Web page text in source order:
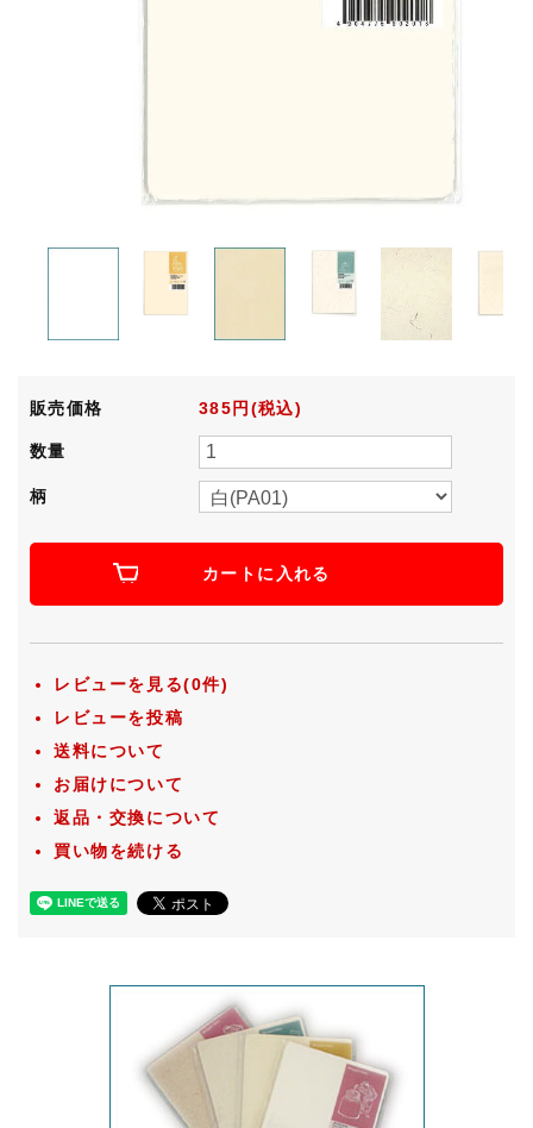
販売価格 385円(税込)
数量
柄
カートに入れる
レビューを見る(0件)
レビューを投稿
送料について
お届けについて
返品・交換について
買い物を続ける